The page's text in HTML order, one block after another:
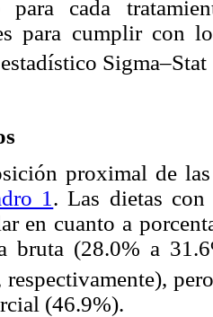
cada
para cumplir con
Sigma–Stat
proximal de
1. Las dietas con
en cuanto a
bruta (28.0% a
respectivamente),
(46.9%).